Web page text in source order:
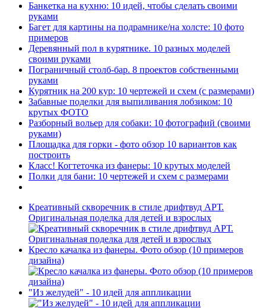
Банкетка на кухню: 10 идей, чтобы сделать своими
руками
Багет для картины на подрамнике/на холсте: 10 фото
примеров
Деревянный пол в курятнике. 10 разных моделей
своими руками
Пограничный столб-бар. 8 проектов собственными
руками
Курятник на 200 кур: 10 чертежей и схем (с размерами)
Забавные поделки для выпиливания лобзиком: 10
крутых ФОТО
Разборный вольер для собаки: 10 фотографий (своими
руками)
Площадка для горки - фото обзор 10 вариантов как
построить
Класс! Когтеточка из фанеры: 10 крутых моделей
Полки для бани: 10 чертежей и схем с размерами
Креативный скворечник в стиле дрифтвуд АРТ.
Оригинальная поделка для детей и взрослых
Кресло качалка из фанеры. Фото обзор (10 примеров
дизайна)
"Из желудей" - 10 идей для аппликации